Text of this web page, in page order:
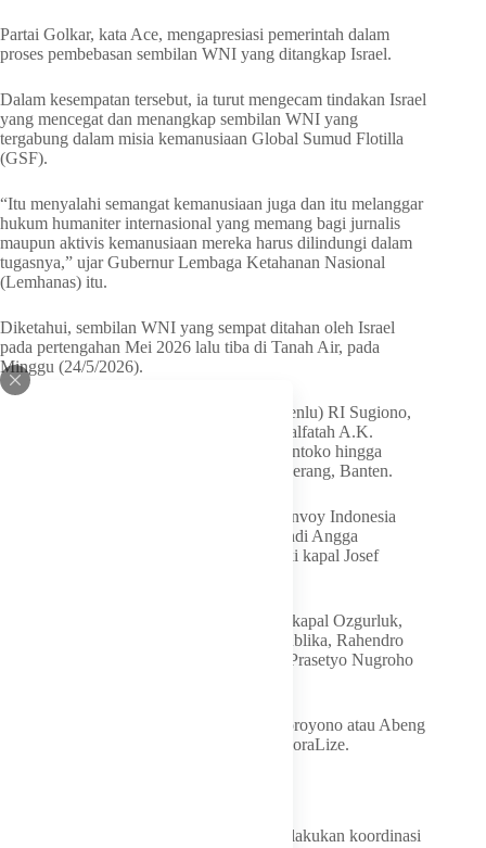
Partai Golkar, kata Ace, mengapresiasi pemerintah dalam
proses pembebasan sembilan WNI yang ditangkap Israel.
Dalam kesempatan tersebut, ia turut mengecam tindakan Israel
yang mencegat dan menangkap sembilan WNI yang
tergabung dalam misia kemanusiaan Global Sumud Flotilla
(GSF).
“Itu menyalahi semangat kemanusiaan juga dan itu melanggar
hukum humaniter internasional yang memang bagi jurnalis
maupun aktivis kemanusiaan mereka harus dilindungi dalam
tugasnya,” ujar Gubernur Lembaga Ketahanan Nasional
(Lemhanas) itu.
Diketahui, sembilan WNI yang sempat ditahan oleh Israel
pada pertengahan Mei 2026 lalu tiba di Tanah Air, pada
Minggu (24/5/2026).
Mereka disambut Menteri Luar Negeri (Menlu) RI Sugiono,
Duta Besar Palestina untuk Indonesia Abdalfatah A.K.
Alsattari, Dirjen Imigrasi Hendarsam Marantoko hingga
keluarga di Bandara Soekarno-Hatta, Tangerang, Banten.
Berdasarkan sumber dari Global Peace Convoy Indonesia
(GPCI), sembilan WNI tersebut adalah, Andi Angga
Prasadewa dari Rumah Zakat yang menaiki kapal Josef
Kemudian, tiga orang yang menggunakan kapal Ozgurluk,
yakni Thoudy Badai seorang jurnalis Republika, Rahendro
Herubowo jurnalis dari Inews, dan Andre Prasetyo Nugroho
Lalu, ada jurnalis Republika, Bambang Noroyono atau Abeng
yang menaiki kapal yang berbeda, yakni BoraLize.
Sugiono mengatakan, pemerintah terus melakukan koordinasi